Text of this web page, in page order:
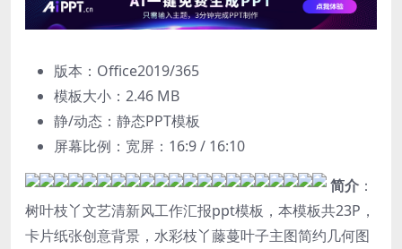
版本：Office2019/365
模板大小： 2.46 MB
静/动态：静态PPT模板
屏幕比例：宽屏：16:9 / 16:10
简介 ：
树叶枝丫文艺清新风工作汇报ppt模板，本模板共23P，
卡片纸张创意背景，水彩枝丫藤蔓叶子主图简约几何图